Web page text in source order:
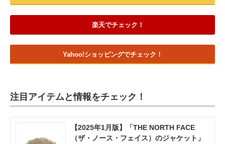
楽天でチェック！
Yahoo!ショッピングでチェック！
注目アイテムと情報をチェック！
【2025年1月版】「THE NORTH FACE
（ザ・ノース・フェイス）のジャケット」